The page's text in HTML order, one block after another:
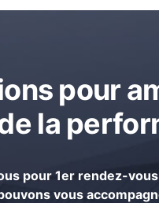
pour
la
pour 1er rendez-
vous